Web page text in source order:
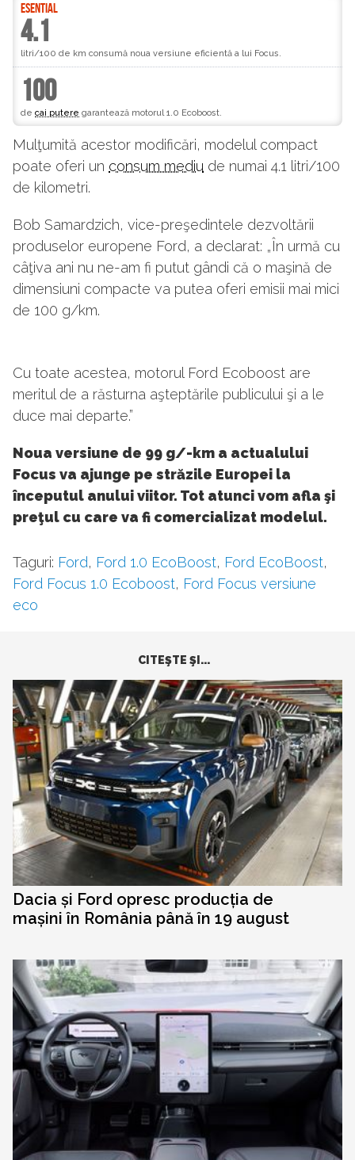
ESENTIAL
4.1
litri/100 de km consumă noua versiune eficientă a lui Focus.
100
de cai putere garantează motorul 1.0 Ecoboost.
Mulţumită acestor modificări, modelul compact
poate oferi un consum mediu de numai 4.1 litri/100
de kilometri.
Bob Samardzich, vice-preşedintele dezvoltării
produselor europene Ford, a declarat: „În urmă cu
câţiva ani nu ne-am fi putut gândi că o maşină de
dimensiuni compacte va putea oferi emisii mai mici
de 100 g/km.
Cu toate acestea, motorul Ford Ecoboost are
meritul de a răsturna aşteptările publicului şi a le
duce mai departe.”
Noua versiune de 99 g/-km a actualului
Focus va ajunge pe străzile Europei la
începutul anului viitor. Tot atunci vom afla şi
preţul cu care va fi comercializat modelul.
Taguri: Ford, Ford 1.0 EcoBoost, Ford EcoBoost,
Ford Focus 1.0 Ecoboost, Ford Focus versiune
eco
CITEŞTE ŞI...
Dacia și Ford opresc producția de
mașini în România până în 19 august